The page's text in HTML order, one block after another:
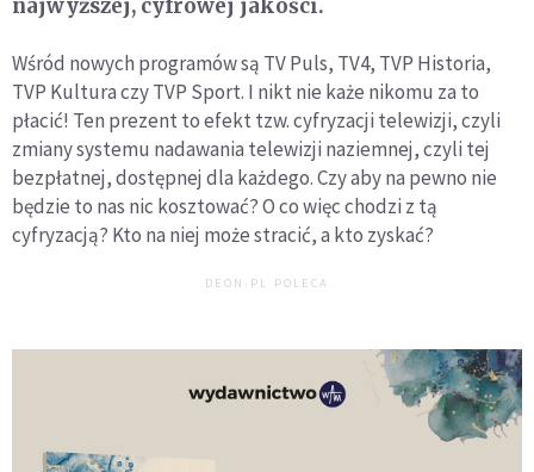
najwyższej, cyfrowej jakości.
Wśród nowych programów są TV Puls, TV4, TVP Historia,
TVP Kultura czy TVP Sport. I nikt nie każe nikomu za to
płacić! Ten prezent to efekt tzw. cyfryzacji telewizji, czyli
zmiany systemu nadawania telewizji naziemnej, czyli tej
bezpłatnej, dostępnej dla każdego. Czy aby na pewno nie
będzie to nas nic kosztować? O co więc chodzi z tą
cyfryzacją? Kto na niej może stracić, a kto zyskać?
DEON.PL POLECA